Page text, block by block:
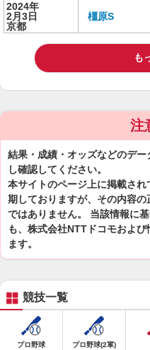
2024年
2月3日
京都
橿原S
も
注
結果・成績・オッズなどのデ
し確認してください。
本サイトのページ上に掲載さ
期しておりますが、その内容
ではありません。 当該情報に
も、株式会社NTTドコモおよ
ます。
競技一覧
プロ野球 プロ野球(2軍)